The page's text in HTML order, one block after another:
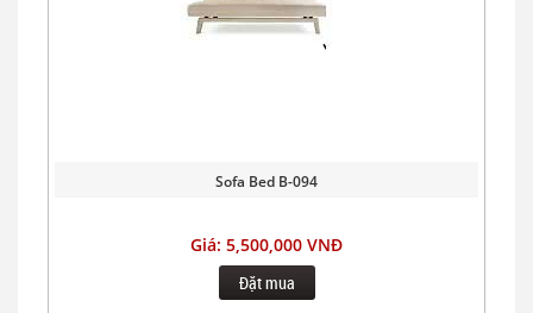
Sofa Bed B-094
Giá: 5,500,000 VNĐ
Đặt mua